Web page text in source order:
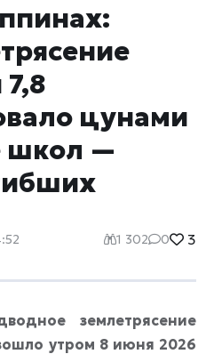
цунами
школ —
1 302 0 3
землетрясение
утром 8 июня 2026